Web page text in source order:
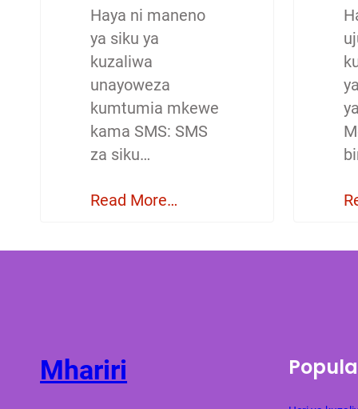
Haya ni maneno
ya siku ya
kuzaliwa
unayoweza
kumtumia mkewe
kama SMS: SMS
za siku…
Read More…
Mhariri